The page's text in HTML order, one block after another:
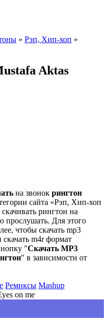
» Рэп, Хип-хоп »
Aktas
на звонок рингтон
сайта «Рэп, Хип-хоп
рингтон на
прослушать. Для этого
чтобы скачать mp3
m4r формат
"Скачать MP3
" в зависимости от
Ремиксы Mashup
on me